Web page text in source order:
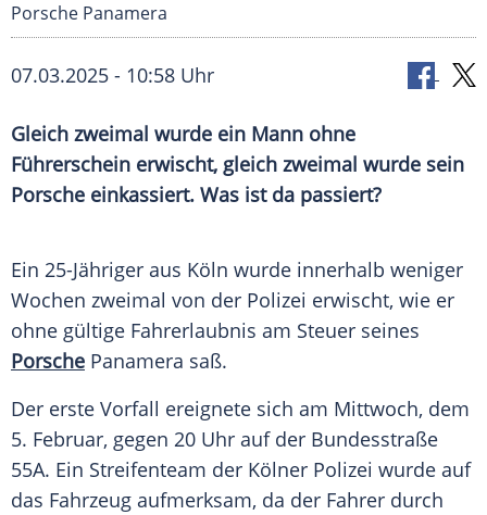
Porsche Panamera
07.03.2025 - 10:58 Uhr
Gleich zweimal wurde ein Mann ohne
Führerschein erwischt, gleich zweimal wurde sein
Porsche einkassiert. Was ist da passiert?
Ein 25-Jähriger aus Köln wurde innerhalb weniger
Wochen zweimal von der Polizei erwischt, wie er
ohne gültige Fahrerlaubnis am Steuer seines
Porsche Panamera saß.
Der erste Vorfall ereignete sich am Mittwoch, dem
5. Februar, gegen 20 Uhr auf der Bundesstraße
55A. Ein Streifenteam der Kölner Polizei wurde auf
das Fahrzeug aufmerksam, da der Fahrer durch